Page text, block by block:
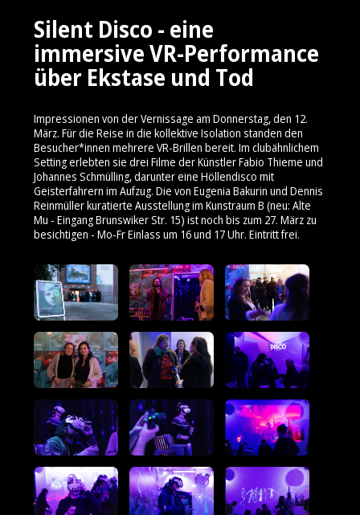
Silent Disco - eine
immersive VR-Performance
über Ekstase und Tod
Impressionen von der Vernissage am Donnerstag, den 12.
März. Für die Reise in die kollektive Isolation standen den
Besucher*innen mehrere VR-Brillen bereit. Im clubähnlichem
Setting erlebten sie drei Filme der Künstler Fabio Thieme und
Johannes Schmülling, darunter eine Höllendisco mit
Geisterfahrern im Aufzug. Die von Eugenia Bakurin und Dennis
Reinmüller kuratierte Ausstellung im Kunstraum B (neu: Alte
Mu - Eingang Brunswiker Str. 15) ist noch bis zum 27. März zu
besichtigen - Mo-Fr Einlass um 16 und 17 Uhr. Eintritt frei.